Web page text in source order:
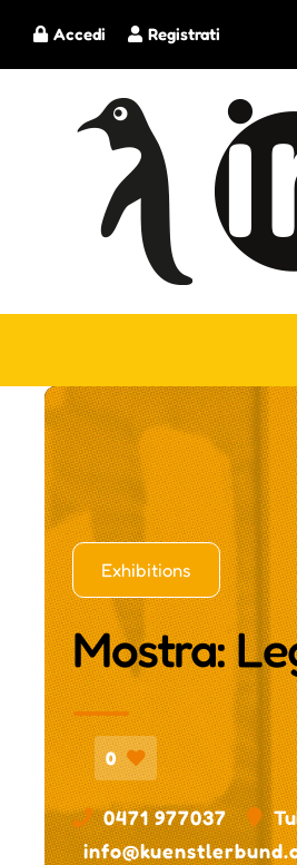
Registrati
Accedi
Exhibitions
Mostra:
0
0471 977037